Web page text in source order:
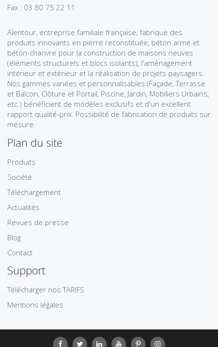
Fax : 03 80 75 22 11
Alentour, entreprise familiale française, fabrique des
produits innovants en pierre reconstituée, béton armé et
béton-chanvre pour la construction de maisons neuves
(éléments structurels et blocs isolants), l'aménagement
intérieur et extérieur et la réalisation de projets paysagers.
Nos gammes variées et personnalisables (Façade, Terrasse
et Balcon, Clôture et Portail, Piscine, Jardin, Mobiliers Urbains,
etc.) bénéficient de modèles exclusifs et d'un excellent
rapport qualité-prix. Possibilité de fabrication de produits sur
mesure.
Plan du site
Produits
Société
Téléchargement
Actualités
Revues de presse
Blog
Contact
Support
Télécharger nos TARIFS
Mentions légales